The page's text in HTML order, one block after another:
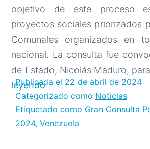
objetivo de este proceso
proyectos sociales priorizados
Comunales organizados en
nacional. La consulta fue
de Estado, Nicolás Maduro,
leyendoPueblo
venezolano
protagonizó
histórica
Publicada el 22 de abril de 2024
Categorizado como Noticias
Etiquetado como Gran Consulta
2024, Venezuela